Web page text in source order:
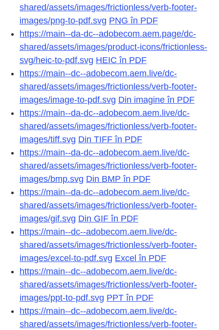
shared/assets/images/frictionless/verb-footer-
images/png-to-pdf.svg PNG în PDF
https://main--da-dc--adobecom.aem.page/dc-
shared/assets/images/product-icons/frictionless-
svg/heic-to-pdf.svg HEIC în PDF
https://main--dc--adobecom.aem.live/dc-
shared/assets/images/frictionless/verb-footer-
images/image-to-pdf.svg Din imagine în PDF
https://main--da-dc--adobecom.aem.live/dc-
shared/assets/images/frictionless/verb-footer-
images/tiff.svg Din TIFF în PDF
https://main--da-dc--adobecom.aem.live/dc-
shared/assets/images/frictionless/verb-footer-
images/bmp.svg Din BMP în PDF
https://main--da-dc--adobecom.aem.live/dc-
shared/assets/images/frictionless/verb-footer-
images/gif.svg Din GIF în PDF
https://main--dc--adobecom.aem.live/dc-
shared/assets/images/frictionless/verb-footer-
images/excel-to-pdf.svg Excel în PDF
https://main--dc--adobecom.aem.live/dc-
shared/assets/images/frictionless/verb-footer-
images/ppt-to-pdf.svg PPT în PDF
https://main--dc--adobecom.aem.live/dc-
shared/assets/images/frictionless/verb-footer-